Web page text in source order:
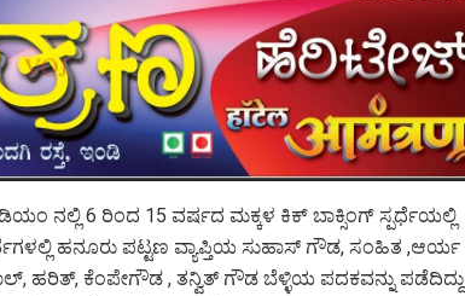
ನಲ್ಲಿ 6 ರಿಂದ 15 ವರ್ಷದ ಮಕ್ಕಳ ಕಿಕ್ ಬಾಕ್ಸಿಂಗ್ ಸ್ಪರ್ಧೆಯಲ್ಲಿ
ಹನೂರು ಪಟ್ಟಣ ವ್ಯಾಪ್ತಿಯ ಸುಹಾಸ್ ಗೌಡ, ಸಂಹಿತ ,ಆರ್ಯ
ಹರಿತ್, ಕೆಂಪೇಗೌಡ , ತನ್ವಿತ್ ಗೌಡ ಬೆಳ್ಳಿಯ ಪದಕವನ್ನು ಪಡೆದಿದ್ದು